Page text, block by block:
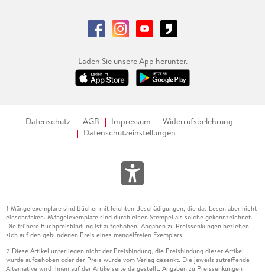
Laden Sie unsere App herunter.
Datenschutz AGB Impressum
Widerrufsbelehrung
Datenschutzeinstellungen
1 Mängelexemplare sind Bücher mit leichten Beschädigungen, die das Lesen aber nicht
einschränken. Mängelexemplare sind durch einen Stempel als solche gekennzeichnet.
Die frühere Buchpreisbindung ist aufgehoben. Angaben zu Preissenkungen beziehen
sich auf den gebundenen Preis eines mangelfreien Exemplars.
2 Diese Artikel unterliegen nicht der Preisbindung, die Preisbindung dieser Artikel
wurde aufgehoben oder der Preis wurde vom Verlag gesenkt. Die jeweils zutreffende
Alternative wird Ihnen auf der Artikelseite dargestellt. Angaben zu Preissenkungen